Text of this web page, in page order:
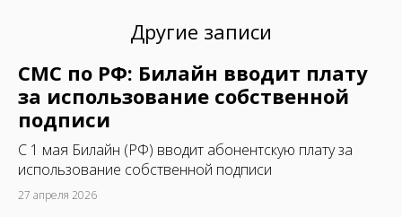
Другие записи
СМС по РФ: Билайн вводит плату
за использование собственной
подписи
C 1 мая Билайн (РФ) вводит абонентскую плату за
использование собственной подписи
27 апреля 2026